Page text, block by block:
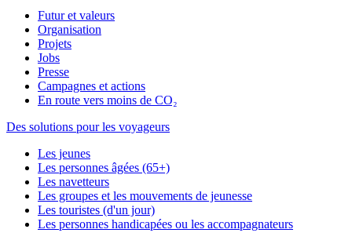
Futur et valeurs
Organisation
Projets
Jobs
Presse
Campagnes et actions
En route vers moins de CO₂
Des solutions pour les voyageurs
Les jeunes
Les personnes âgées (65+)
Les navetteurs
Les groupes et les mouvements de jeunesse
Les touristes (d'un jour)
Les personnes handicapées ou les accompagnateurs